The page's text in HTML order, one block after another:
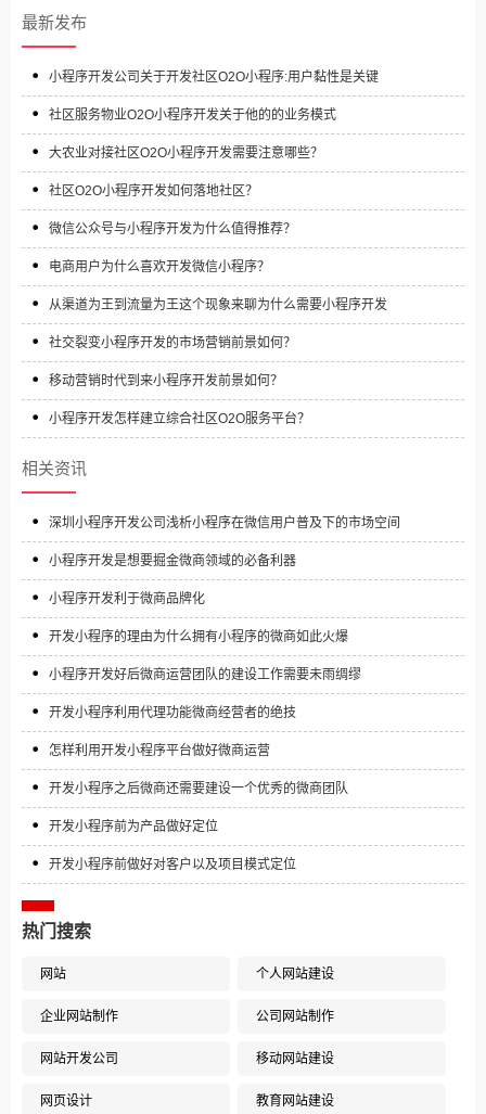
最新发布
小程序开发公司关于开发社区O2O小程序:用户黏性是关键
社区服务物业O2O小程序开发关于他的的业务模式
大农业对接社区O2O小程序开发需要注意哪些？
社区O2O小程序开发如何落地社区？
微信公众号与小程序开发为什么值得推荐？
电商用户为什么喜欢开发微信小程序？
从渠道为王到流量为王这个现象来聊为什么需要小程序开发
社交裂变小程序开发的市场营销前景如何？
移动营销时代到来小程序开发前景如何？
小程序开发怎样建立综合社区O2O服务平台？
相关资讯
深圳小程序开发公司浅析小程序在微信用户普及下的市场空间
小程序开发是想要掘金微商领域的必备利器
小程序开发利于微商品牌化
开发小程序的理由为什么拥有小程序的微商如此火爆
小程序开发好后微商运营团队的建设工作需要未雨绸缪
开发小程序利用代理功能微商经营者的绝技
怎样利用开发小程序平台做好微商运营
开发小程序之后微商还需要建设一个优秀的微商团队
开发小程序前为产品做好定位
开发小程序前做好对客户以及项目模式定位
热门搜索
网站 个人网站建设
企业网站制作 公司网站制作
网站开发公司 移动网站建设
网页设计 教育网站建设